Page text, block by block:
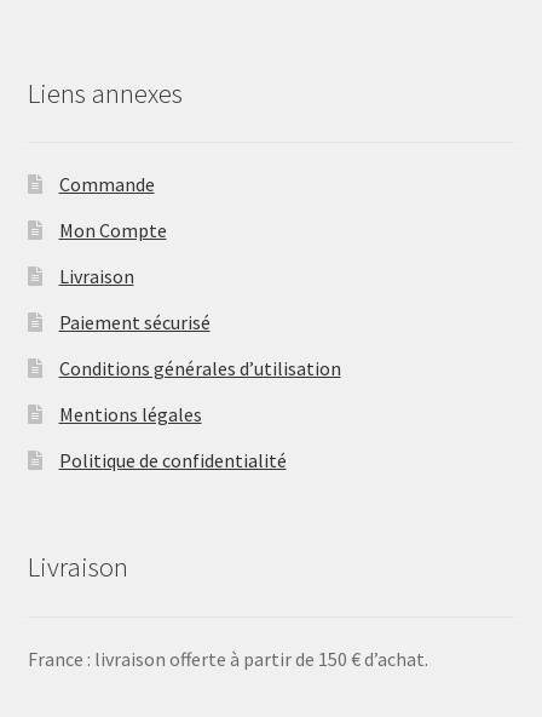
Liens annexes
Commande
Mon Compte
Livraison
Paiement sécurisé
Conditions générales d’utilisation
Mentions légales
Politique de confidentialité
Livraison
France : livraison offerte à partir de 150 € d’achat.